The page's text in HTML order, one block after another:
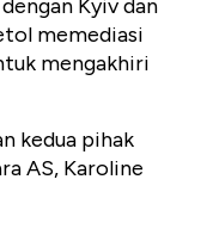
Kyiv dan
memediasi
mengakhiri
kedua pihak
AS, Karoline